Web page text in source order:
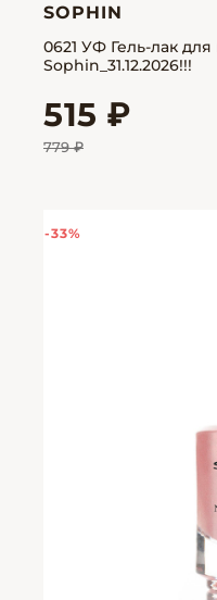
SOPHIN
0621 УФ Гель-лак для
Sophin_31.12.2026!!!
515 ₽
779 ₽
-33%